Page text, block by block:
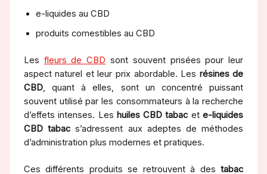
e-liquides au CBD
produits comestibles au CBD
Les fleurs de CBD sont souvent prisées pour leur
aspect naturel et leur prix abordable. Les résines de
CBD, quant à elles, sont un concentré puissant
souvent utilisé par les consommateurs à la recherche
d’effets intenses. Les huiles CBD tabacete-liquides
CBD tabacs’adressent aux adeptes de méthodes
d’administration plus modernes et pratiques.
Ces différents produits se retrouvent à destabac